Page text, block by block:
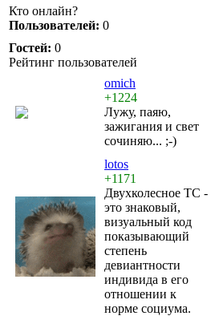
Кто онлайн?
Пользователей: 0
Гостей: 0
Рейтинг пользователей
omich
+1224
Лужу, паяю,
зажигания и свет
сочиняю... ;-)
lotos
+1171
Двухколесное ТС -
это знаковый,
визуальный код
показывающий
степень
девиантности
индивида в его
отношении к
норме социума.